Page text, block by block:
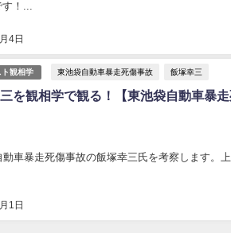
4日
！...
ト観相学 東池袋自動車暴走死傷事故 飯塚幸三
を観相学で観る！【東池袋自動車暴走
1日
動車暴走死傷事故の飯塚幸三氏を考察します。